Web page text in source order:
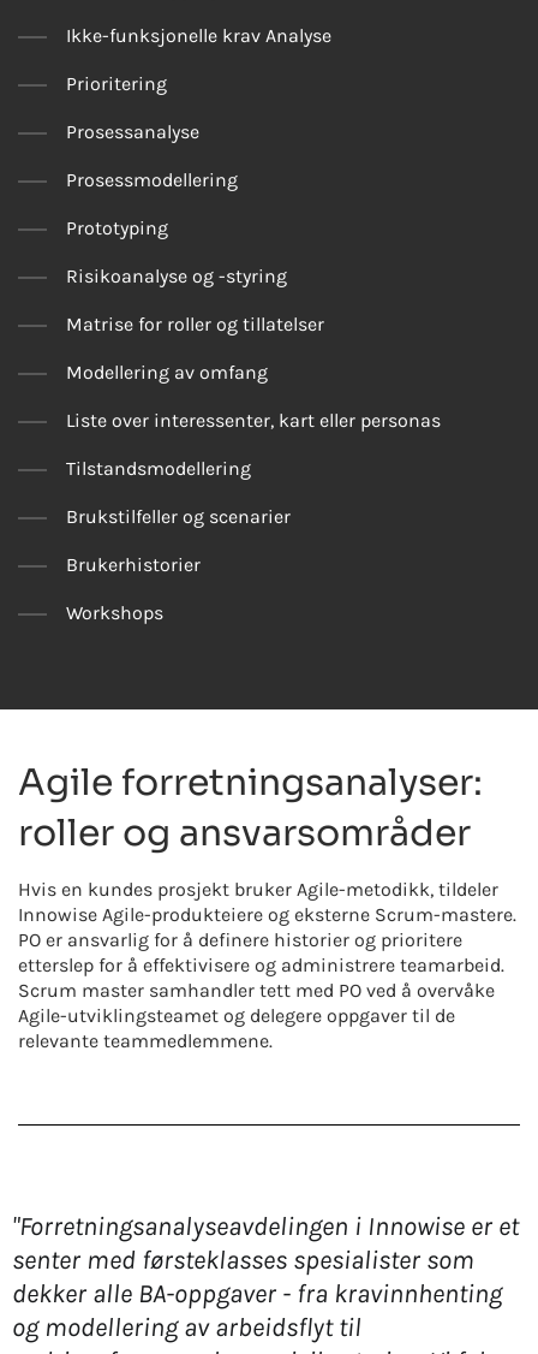
Ikke-funksjonelle krav Analyse
Prioritering
Prosessanalyse
Prosessmodellering
Prototyping
Risikoanalyse og -styring
Matrise for roller og tillatelser
Modellering av omfang
Liste over interessenter, kart eller personas
Tilstandsmodellering
Brukstilfeller og scenarier
Brukerhistorier
Workshops
Agile forretningsanalyser:
roller og ansvarsområder
Hvis en kundes prosjekt bruker Agile-metodikk, tildeler
Innowise Agile-produkteiere og eksterne Scrum-mastere.
PO er ansvarlig for å definere historier og prioritere
etterslep for å effektivisere og administrere teamarbeid.
Scrum master samhandler tett med PO ved å overvåke
Agile-utviklingsteamet og delegere oppgaver til de
relevante teammedlemmene.
"Forretningsanalyseavdelingen i Innowise er et
senter med førsteklasses spesialister som
dekker alle BA-oppgaver - fra kravinnhenting
og modellering av arbeidsflyt til